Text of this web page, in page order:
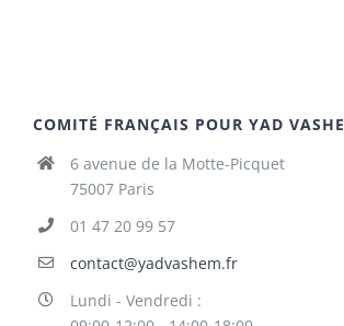
COMITÉ FRANÇAIS POUR YAD
6 avenue de la Motte-Picquet
75007 Paris
01 47 20 99 57
contact@yadvashem.fr
Lundi - Vendredi :